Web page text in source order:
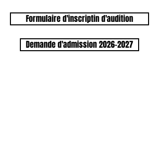
Formulaire d'inscriptin d'audition
Demande d'admission 2026-2027